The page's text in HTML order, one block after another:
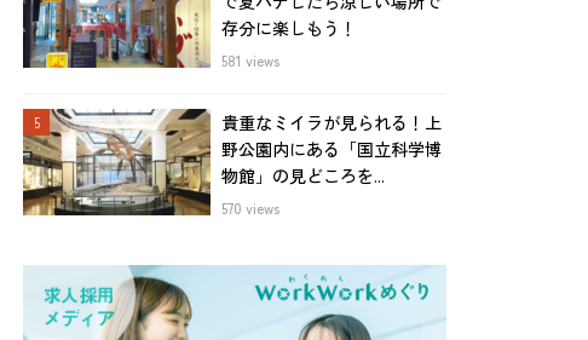
存分に楽しもう！
581 views
貴重なミイラが見られる！上
野公園内にある「国立科学博
物館」の見どころを...
570 views